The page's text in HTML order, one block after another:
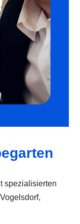
spezialisierten